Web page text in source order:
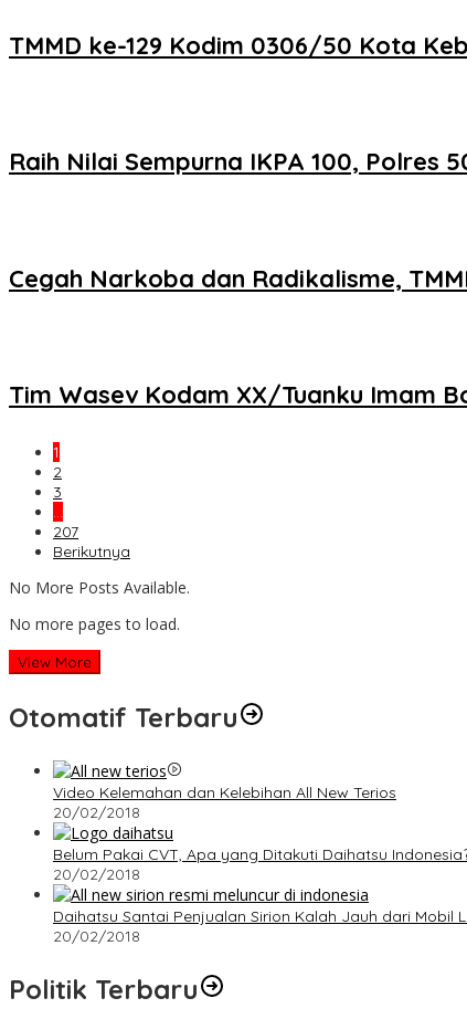
TMMD ke-129 Kodim 0306/50 Kota
Raih Nilai Sempurna IKPA 100, Polres
Cegah Narkoba dan Radikalisme,
Tim Wasev Kodam XX/Tuanku Imam
1
2
3
…
207
Berikutnya
No More Posts Available.
No more pages to load.
View More
Otomatif Terbaru
Video Kelemahan dan Kelebihan All New Terios
20/02/2018
Belum Pakai CVT, Apa yang Ditakuti Daihatsu
20/02/2018
Daihatsu Santai Penjualan Sirion Kalah Jauh dari Mobil
20/02/2018
Politik Terbaru